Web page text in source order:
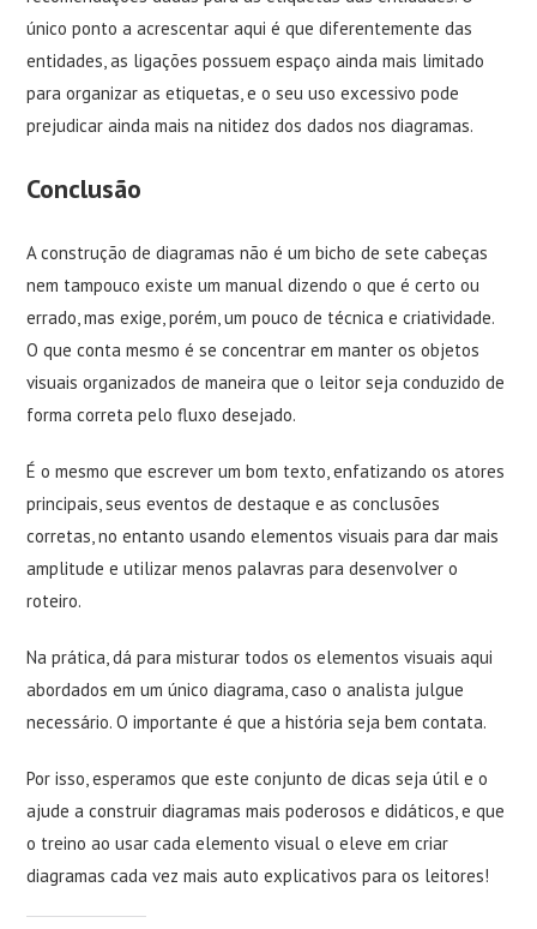
único ponto a acrescentar aqui é que diferentemente das
entidades, as ligações possuem espaço ainda mais limitado
para organizar as etiquetas, e o seu uso excessivo pode
prejudicar ainda mais na nitidez dos dados nos diagramas.
Conclusão
A construção de diagramas não é um bicho de sete cabeças
nem tampouco existe um manual dizendo o que é certo ou
errado, mas exige, porém, um pouco de técnica e criatividade.
O que conta mesmo é se concentrar em manter os objetos
visuais organizados de maneira que o leitor seja conduzido de
forma correta pelo fluxo desejado.
É o mesmo que escrever um bom texto, enfatizando os atores
principais, seus eventos de destaque e as conclusões
corretas, no entanto usando elementos visuais para dar mais
amplitude e utilizar menos palavras para desenvolver o
roteiro.
Na prática, dá para misturar todos os elementos visuais aqui
abordados em um único diagrama, caso o analista julgue
necessário. O importante é que a história seja bem contata.
Por isso, esperamos que este conjunto de dicas seja útil e o
ajude a construir diagramas mais poderosos e didáticos, e que
o treino ao usar cada elemento visual o eleve em criar
diagramas cada vez mais auto explicativos para os leitores!